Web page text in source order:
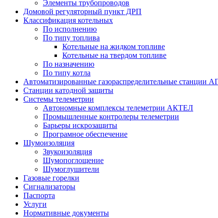
Элементы трубопроводов
Домовой регуляторный пункт ДРП
Классификация котельных
По исполнению
По типу топлива
Котельные на жидком топливе
Котельные на твердом топливе
По назначению
По типу котла
Автоматизированные газораспределительные станции
Станции катодной защиты
Системы телеметрии
Автономные комплексы телеметрии АКТЕЛ
Промышленные контролеры телеметрии
Барьеры искрозащиты
Програмное обеспечение
Шумоизоляция
Звукоизоляция
Шумопоглощение
Шумоглушители
Газовые горелки
Сигнализаторы
Паспорта
Услуги
Нормативные документы